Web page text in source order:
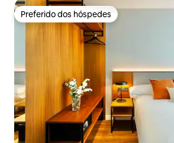
Preferido dos hóspedes
Preferido dos hóspedes